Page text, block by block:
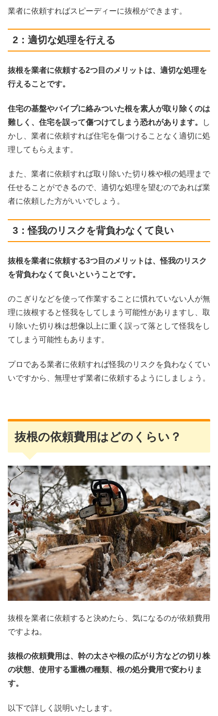
業者に依頼すればスピーディーに抜根ができます。
2：適切な処理を行える
抜根を業者に依頼する2つ目のメリットは、適切な処理を
行えることです。
住宅の基盤やパイプに絡みついた根を素人が取り除くのは
難しく、住宅を誤って傷つけてしまう恐れがあります。
し
かし、業者に依頼すれば住宅を傷つけることなく適切に処
理してもらえます。
また、業者に依頼すれば取り除いた切り株や根の処理まで
任せることができるので、適切な処理を望むのであれば業
者に依頼した方がいいでしょう。
3：怪我のリスクを背負わなくて良い
抜根を業者に依頼する3つ目のメリットは、怪我のリスク
を背負わなくて良いということです。
のこぎりなどを使って作業することに慣れていない人が無
理に抜根すると怪我をしてしまう可能性がありますし、取
り除いた切り株は想像以上に重く誤って落として怪我をし
てしまう可能性もあります。
プロである業者に依頼すれば怪我のリスクを負わなくてい
いですから、無理せず業者に依頼するようにしましょう。
抜根の依頼費用はどのくらい？
抜根を業者に依頼すると決めたら、気になるのが依頼費用
ですよね。
抜根の依頼費用は、幹の太さや根の広がり方などの切り株
の状態、使用する重機の種類、根の処分費用で変わりま
す。
以下で詳しく説明いたします。